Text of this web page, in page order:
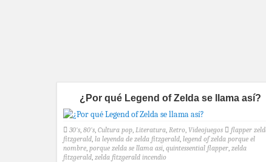
¿Por qué Legend of Zelda se llama así?
30's, 80's, Cultura pop, Literatura, Retro, Videojuegos
flapper
fitzgerald, la leyenda de zelda fitzgerald, legend of zelda porque el
nombre, porque zelda se llama asi, quintessential flapper, zelda
fitzgerald, zelda fitzgerald incendio